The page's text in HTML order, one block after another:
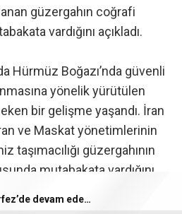
güzergahın coğrafi
vardığını açıkladı.
Hürmüz Boğazı’nda güvenli
yönelik yürütülen
bir gelişme yaşandı. İran
ve Maskat yönetimlerinin
taşımacılığı güzergahının
mutabakata vardığını
Sözcüsü İsmail
sürece müdahale
Bakan Fidan: “Körfez’de devam eden savaş dikkatimizi Filistin meselesinden ayırmadı”